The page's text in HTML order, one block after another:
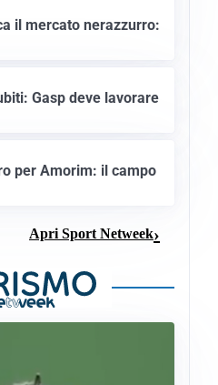
il mercato nerazzurro:
Gasp deve lavorare
per Amorim: il campo
Apri Sport Netweek